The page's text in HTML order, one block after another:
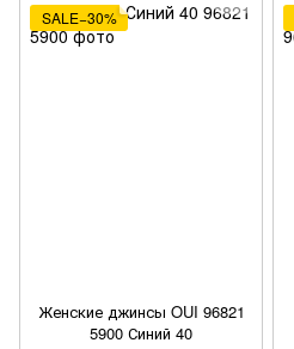
SALE−30%
Женские джинсы OUI 96821
5900 Синий 40